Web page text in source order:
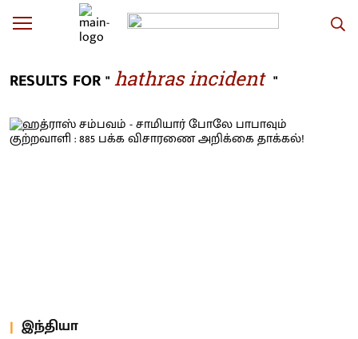
RESULTS FOR "hathras incident "
இந்தியா